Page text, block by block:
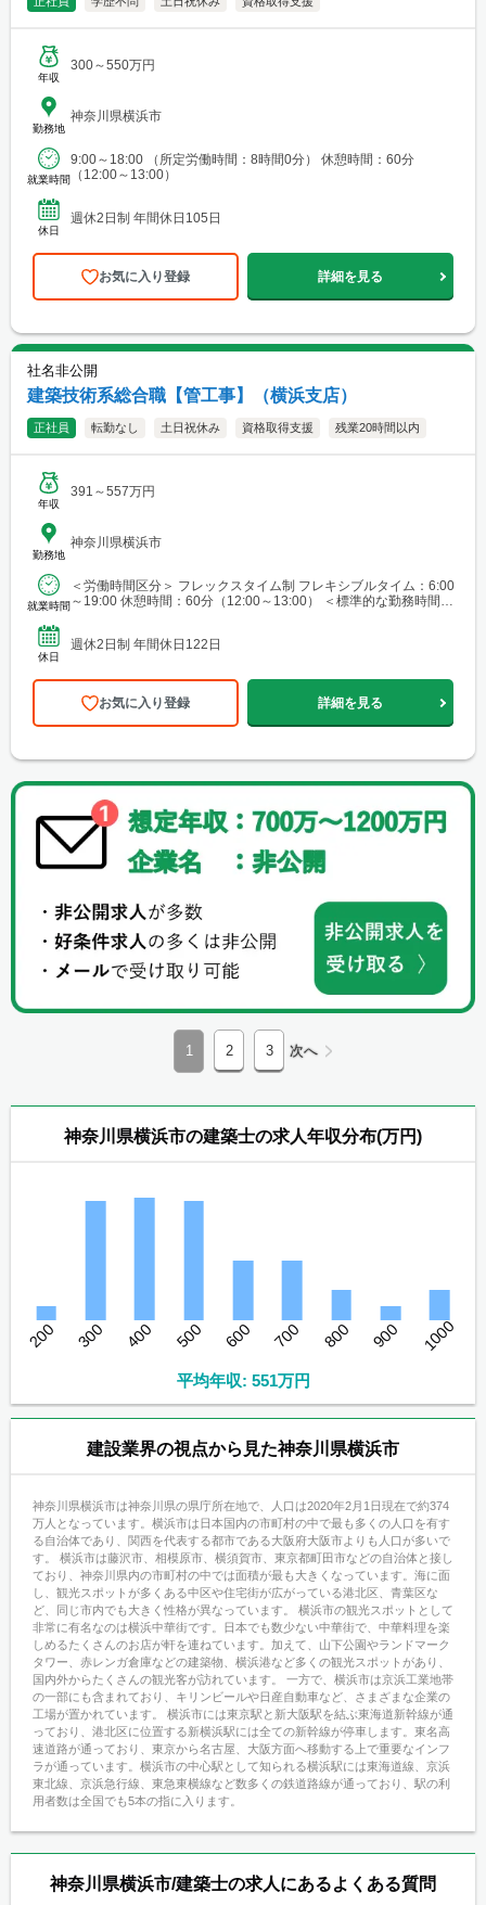
年収
300～550万円
勤務地
神奈川県横浜市
就業時間
9:00～18:00 （所定労働時間：8時間0分） 休憩時間：60分
（12:00～13:00）
休日
週休2日制 年間休日105日
お気に入り登録 詳細を見る
社名非公開
建築技術系総合職【管工事】（横浜支店）
正社員 転勤なし 土日祝休み 資格取得支援 残業20時間以内
年収
391～557万円
勤務地
神奈川県横浜市
就業時間
＜労働時間区分＞ フレックスタイム制 フレキシブルタイム：6:00
～19:00 休憩時間：60分（12:00～13:00） ＜標準的な勤務時間帯
休日
週休2日制 年間休日122日
お気に入り登録 詳細を見る
1 2 3 次へ
神奈川県横浜市の建築士の求人年収分布(万円)
200 300 400 500 600 700 800 900 1000
平均年収: 551万円
建設業界の視点から見た神奈川県横浜市
神奈川県横浜市は神奈川県の県庁所在地で、人口は2020年2月1日現在で約374
万人となっています。横浜市は日本国内の市町村の中で最も多くの人口を有す
る自治体であり、関西を代表する都市である大阪府大阪市よりも人口が多いで
す。 横浜市は藤沢市、相模原市、横須賀市、東京都町田市などの自治体と接し
ており、神奈川県内の市町村の中では面積が最も大きくなっています。海に面
し、観光スポットが多くある中区や住宅街が広がっている港北区、青葉区な
ど、同じ市内でも大きく性格が異なっています。 横浜市の観光スポットとして
非常に有名なのは横浜中華街です。日本でも数少ない中華街で、中華料理を楽
しめるたくさんのお店が軒を連ねています。加えて、山下公園やランドマーク
タワー、赤レンガ倉庫などの建築物、横浜港など多くの観光スポットがあり、
国内外からたくさんの観光客が訪れています。 一方で、横浜市は京浜工業地帯
の一部にも含まれており、キリンビールや日産自動車など、さまざまな企業の
工場が置かれています。 横浜市には東京駅と新大阪駅を結ぶ東海道新幹線が通
っており、港北区に位置する新横浜駅には全ての新幹線が停車します。東名高
速道路が通っており、東京から名古屋、大阪方面へ移動する上で重要なインフ
ラが通っています。横浜市の中心駅として知られる横浜駅には東海道線、京浜
東北線、京浜急行線、東急東横線など数多くの鉄道路線が通っており、駅の利
用者数は全国でも5本の指に入ります。
神奈川県横浜市/建築士の求人にあるよくある質問